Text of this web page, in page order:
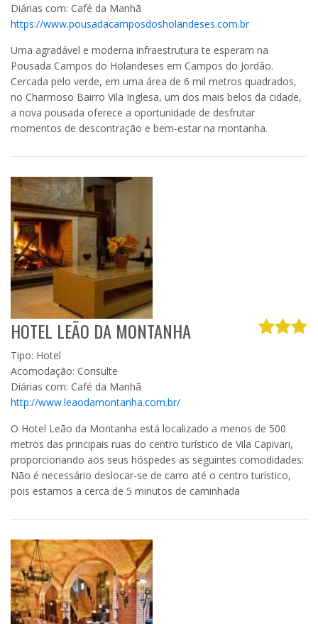
Diárias com: Café da Manhã
https://www.pousadacamposdosholandeses.com.br
Uma agradável e moderna infraestrutura te esperam na
Pousada Campos do Holandeses em Campos do Jordão.
Cercada pelo verde, em uma área de 6 mil metros quadrados,
no Charmoso Bairro Vila Inglesa, um dos mais belos da cidade,
a nova pousada oferece a oportunidade de desfrutar
momentos de descontração e bem-estar na montanha.
HOTEL LEÃO DA MONTANHA
Tipo: Hotel
Acomodação: Consulte
Diárias com: Café da Manhã
http://www.leaodamontanha.com.br/
O Hotel Leão da Montanha está localizado a menos de 500
metros das principais ruas do centro turístico de Vila Capivari,
proporcionando aos seus hóspedes as seguintes comodidades:
Não é necessário deslocar-se de carro até o centro turístico,
pois estamos a cerca de 5 minutos de caminhada